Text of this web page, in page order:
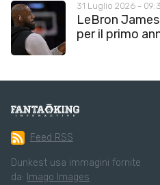
31 Luglio 2026 -
LeBron
per il primo
Feed RSS
Dunkest usa immagini fornite
da: Imago Images